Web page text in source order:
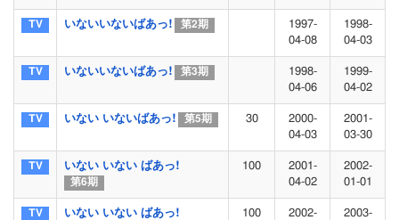
いないいないばあっ! 第2期
1997-
04-08
1998-
04-03
いないいないばあっ! 第3期
1998-
04-06
1999-
04-02
いない いないばあっ! 第5期 30
2000-
04-03
2001-
03-30
いない いない ばあっ!
第6期
100
2001-
04-02
2002-
01-01
いない いない ばあっ! 100
2002-
2003-